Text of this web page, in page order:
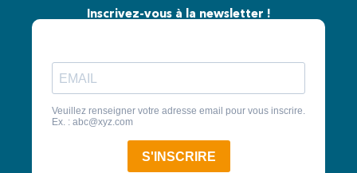
Inscrivez-vous à la newsletter !